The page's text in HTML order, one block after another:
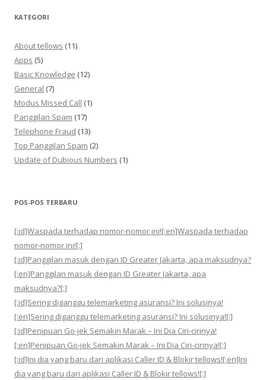
KATEGORI
About tellows (11)
Apps (5)
Basic Knowledge (12)
General (7)
Modus Missed Call (1)
Panggilan Spam (17)
Telephone Fraud (13)
Top Panggilan Spam (2)
Update of Dubious Numbers (1)
POS-POS TERBARU
[:id]Waspada terhadap nomor-nomor ini![:en]Waspada terhadap
nomor-nomor ini![:]
[:id]Panggilan masuk dengan ID Greater Jakarta, apa maksudnya?
[:en]Panggilan masuk dengan ID Greater Jakarta, apa
maksudnya?[:]
[:id]Sering diganggu telemarketing asuransi? Ini solusinya!
[:en]Sering diganggu telemarketing asuransi? Ini solusinya![:]
[:id]Penipuan Go-jek Semakin Marak – Ini Dia Ciri-cirinya!
[:en]Penipuan Go-jek Semakin Marak – Ini Dia Ciri-cirinya![:]
[:id]Ini dia yang baru dari aplikasi Caller ID & Blokir tellows![:en]Ini
dia yang baru dari aplikasi Caller ID & Blokir tellows![:]